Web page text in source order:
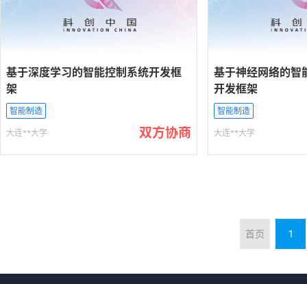
基于深度学习的智能控制系统开发框
架
智能制造
大连**大学 双方协商
基于神经网络的智
开发框架
智能制造
大连**大学
首页 1